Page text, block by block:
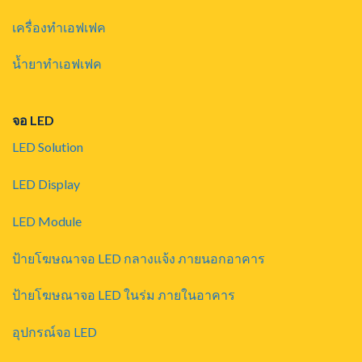
เครื่องทำเอฟเฟค
น้ำยาทำเอฟเฟค
จอ LED
LED Solution
LED Display
LED Module
ป้ายโฆษณาจอ LED กลางแจ้ง ภายนอกอาคาร
ป้ายโฆษณาจอ LED ในร่ม ภายในอาคาร
อุปกรณ์จอ LED